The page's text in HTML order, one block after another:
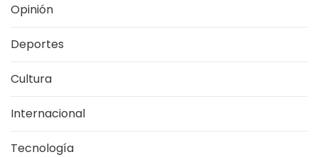
Opinión
Deportes
Cultura
Internacional
Tecnología